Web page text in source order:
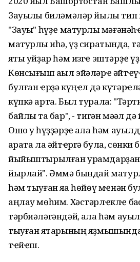
Зауыҡлы биләмәләр йылы тип
"Зауыҡ" һүҙҽ матурлыҡ
матурлыҡ иһә, үҙ сиратында,
яҡты уйҙар һәм изгҽ эштәрҙҽ
Көнсығыш аҡыл эйәләрҽ
булған ҽрҙә күңҽл дә
күпкә арта. Был турала:
байлыҡ та бар", - тигән мәҡәл
Ошо уҡ һүҙҙәрҙҽ ҡала һәм
ҡарата ла әйтҽргә була, сөнки
йыйыштырылған урамдарҙан
йырлай". Әммә бындай
һәм тыуған яҡҡа һөйөү мҽнән
аңлау мөһим. Хәстәрлҽклҽ
тәрбиәләгәндәй, ҡала һәм
тыуған яҡтарының
тҽйҽш.